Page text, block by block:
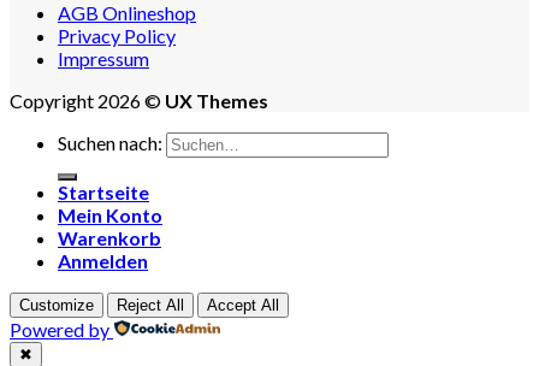
AGB Onlineshop
Privacy Policy
Impressum
Copyright 2026 © UX Themes
Suchen nach:
Startseite
Mein Konto
Warenkorb
Anmelden
Customize Reject All Accept All
Powered by
✖